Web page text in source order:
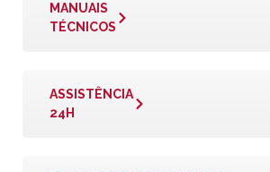
MANUAIS
TÉCNICOS
ASSISTÊNCIA
24H